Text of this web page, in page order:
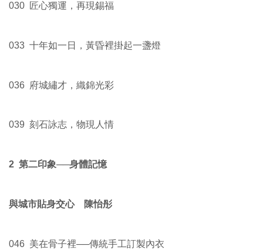
030 匠心獨運，再現錫福
033 十年如一日，黃昏裡掛起一盞燈
036 府城繡才，織錦光彩
039 刻石詠志，物現人情
2 第二印象──身體記憶
與城市貼身交心 陳怡彤
046 美在骨子裡──傳統手工訂製內衣